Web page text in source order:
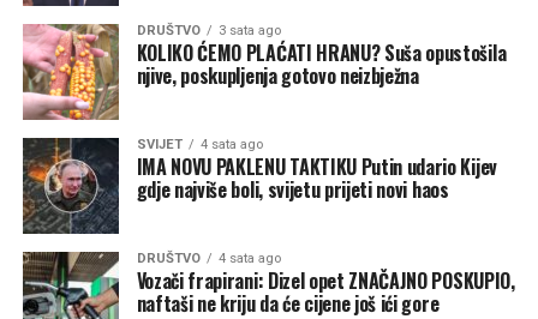
DRUŠTVO 3 sata ago
KOLIKO ĆEMO PLAĆATI HRANU? Suša opustošila
njive, poskupljenja gotovo neizbježna
SVIJET 4 sata ago
IMA NOVU PAKLENU TAKTIKU Putin udario Kijev
gdje najviše boli, svijetu prijeti novi haos
DRUŠTVO 4 sata ago
Vozači frapirani: Dizel opet ZNAČAJNO POSKUPIO,
naftaši ne kriju da će cijene još ići gore